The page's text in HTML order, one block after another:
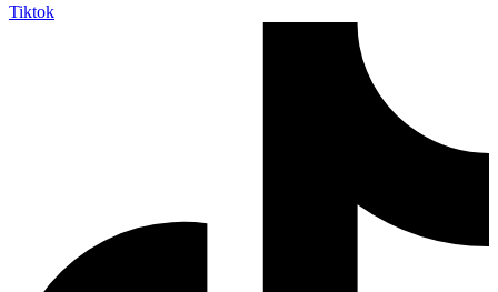
Tiktok